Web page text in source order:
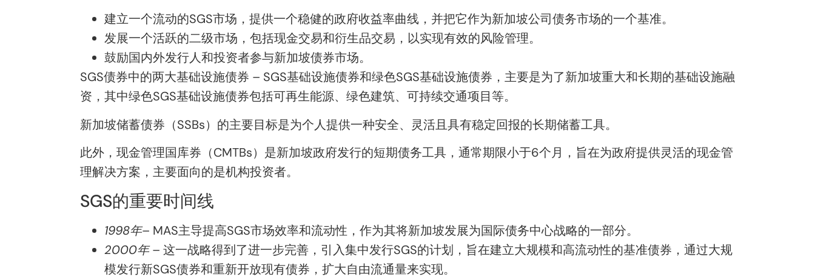
建立一个流动的SGS市场，提供一个稳健的政府收益率曲线 ，并把它作为新加坡公司债务市场的一个基准。
发展一个活跃的二级市场，包括现金交易和衍生品交易，以实现有效的风险管理。
鼓励国内外发行人和投资者参与新加坡债券市场。
SGS债券中的两大基础设施债券 – SGS基础设施债券和绿色SGS基础设施债券， 主要是为了新加坡重大和长期的基础设施融
资 ，其中绿色SGS基础设施债券包括可再生能源、绿色建筑、可持续交通项目等。
新加坡储蓄债券（SSBs）的主要目标是为个人提供一种安全、灵活且具有稳定回报的长期储蓄工具。
此外，现金管理国库券（CMTBs）是新加坡政府发行的短期债务工具 ，通常期限小于6个月，旨在为政府提供灵活的现金管
理解决方案 ， 主要面向的是机构投资者。
SGS的重要时间线
1998年– MAS主导提高SGS市场效率和流动性，作为其将新加坡发展为国际债务中心战略的一部分。
2000年 – 这一战略得到了进一步完善，引入集中发行SGS的计划，旨在建立大规模和高流动性的基准债券 ， 通过大规
模发行新SGS债券和重新开放现有债券，扩大自由流通量来实现。